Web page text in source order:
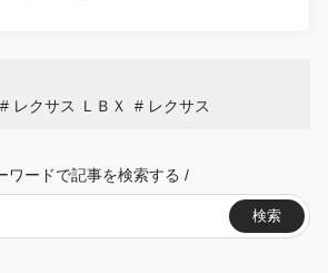
レクサス ＬＢＸ レクサス
ワードで記事を検索する /
検索